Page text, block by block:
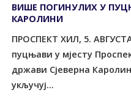
ВИШЕ ПОГИНУЛИХ У
КАРОЛИНИ
ПРОСПЕКТ ХИЛ, 5.
пуцњави у мјесту
држави Сјеверна
укључуј...